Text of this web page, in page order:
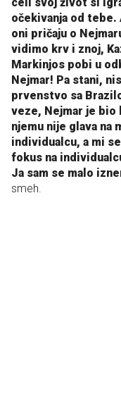
očekivanja od tebe.
oni pričaju o
vidimo krv i znoj,
Markinjos pobi u
Nejmar! Pa stani,
prvenstvo sa
veze, Nejmar je bio
njemu nije glava na
individualcu, a mi
fokus na
Ja sam se malo
smeh.